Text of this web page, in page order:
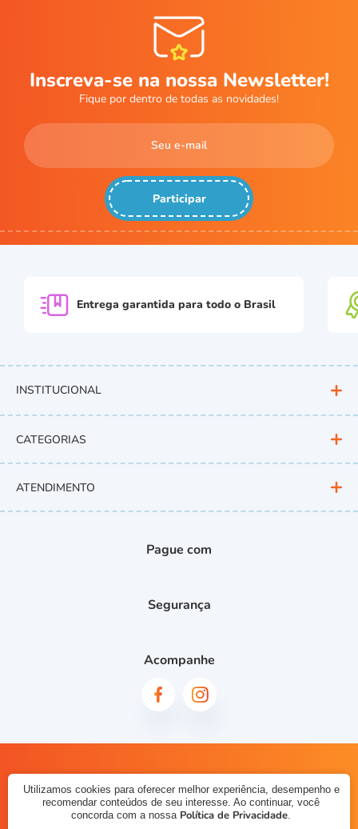
Inscreva-se na nossa Newsletter!
Fique por dentro de todas as novidades!
Participar
Entrega garantida para todo o Brasil
INSTITUCIONAL
CATEGORIAS
ATENDIMENTO
Pague com
Segurança
Acompanhe
direitos reservados.
Utilizamos cookies para oferecer melhor experiência, desempenho e
recomendar conteúdos de seu interesse. Ao continuar, você
concorda com a nossa Política de Privacidade.